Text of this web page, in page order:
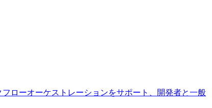
ローオーケストレーションをサポート、開発者と一般